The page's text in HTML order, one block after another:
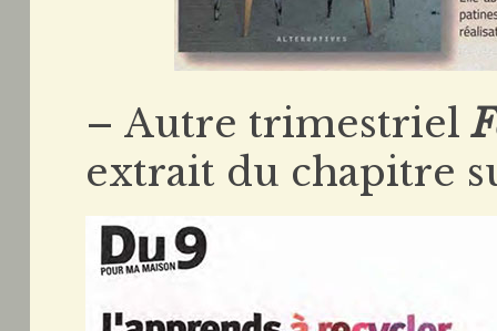
– Autre trimestriel
extrait du chapitre